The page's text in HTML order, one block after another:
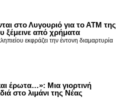
στο Λυγουριό για το ΑΤΜ της
ξέμεινε από χρήματα
εκφράζει την έντονη διαμαρτυρία
έρωτα…»: Μια γιορτινή
στο λιμάνι της Νέας